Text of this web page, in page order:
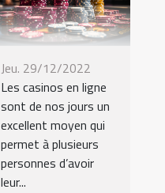
Jeu. 29/12/2022
Les casinos en ligne
sont de nos jours un
excellent moyen qui
permet à plusieurs
personnes d’avoir
leur...